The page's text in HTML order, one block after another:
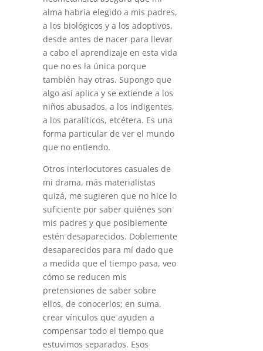
alma habría elegido a mis padres,
a los biológicos y a los adoptivos,
desde antes de nacer para llevar
a cabo el aprendizaje en esta vida
que no es la única porque
también hay otras. Supongo que
algo así aplica y se extiende a los
niños abusados, a los indigentes,
a los paralíticos, etcétera. Es una
forma particular de ver el mundo
que no entiendo.
Otros interlocutores casuales de
mi drama, más materialistas
quizá, me sugieren que no hice lo
suficiente por saber quiénes son
mis padres y que posiblemente
estén desaparecidos. Doblemente
desaparecidos para mí dado que
a medida que el tiempo pasa, veo
cómo se reducen mis
pretensiones de saber sobre
ellos, de conocerlos; en suma,
crear vínculos que ayuden a
compensar todo el tiempo que
estuvimos separados. Esos